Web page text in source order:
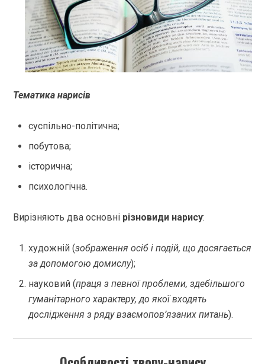
Тематика нарисів
суспільно-політична;
побутова;
історична;
психологічна.
Вирізняють два основні різновиди нарису:
художній (зображення осіб і подій, що досягається
за допомогою домислу);
науковий (праця з певної проблеми, здебільшого
гуманітарного характеру, до якої входять
дослідження з ряду взаємопов’язаних питань).